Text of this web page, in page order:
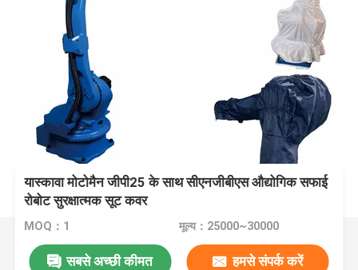
यास्कावा मोटोमैन जीपी25 के साथ सीएनजीबीएस औद्योगिक सफाई
रोबोट सुरक्षात्मक सूट कवर
MOQ：1 मूल्य：25000~30000
सबसे अच्छी कीमत हमसे संपर्क करें